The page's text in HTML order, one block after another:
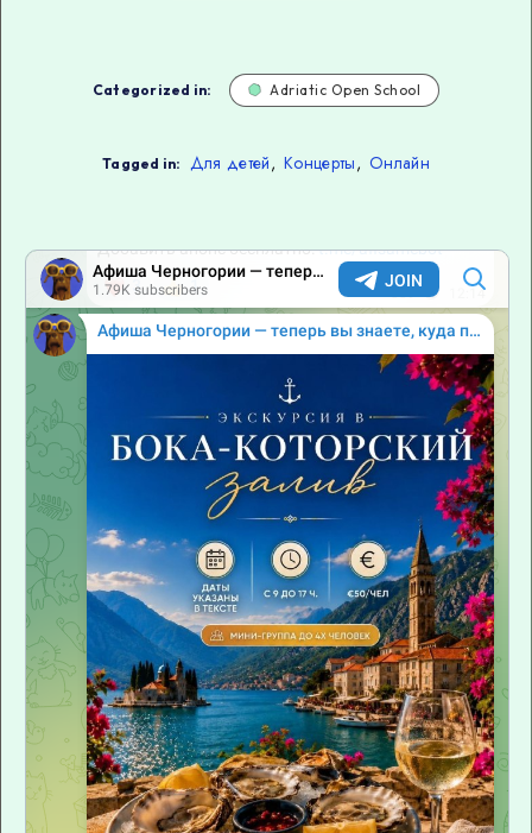
Categorized in: Adriatic Open School
Tagged in: Для детей, Концерты, Онлайн